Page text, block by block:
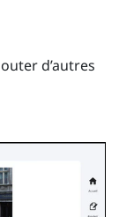
d’autres